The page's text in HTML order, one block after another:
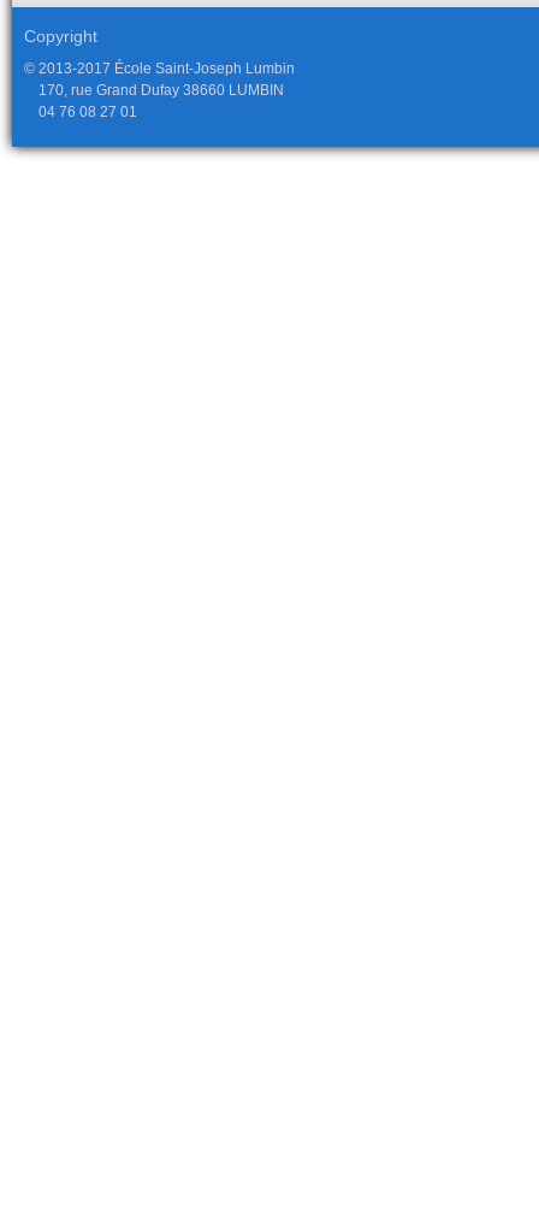
Copyright
© 2013-2017 École Saint-Joseph Lumbin
170, rue Grand Dufay 38660 LUMBIN
04 76 08 27 01